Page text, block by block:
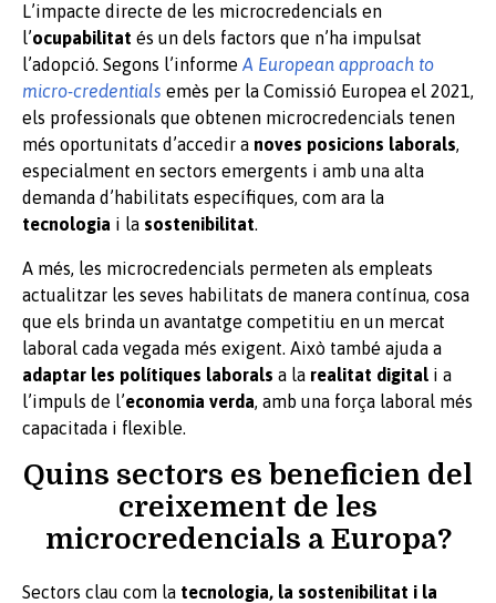
L’impacte directe de les microcredencials en
l’ocupabilitat és un dels factors que n’ha impulsat
l’adopció. Segons l’informe A European approach to
micro-credentials emès per la Comissió Europea el 2021,
els professionals que obtenen microcredencials tenen
més oportunitats d’accedir a noves posicions laborals,
especialment en sectors emergents i amb una alta
demanda d’habilitats específiques, com ara la
tecnologia i la sostenibilitat.
A més, les microcredencials permeten als empleats
actualitzar les seves habilitats de manera contínua, cosa
que els brinda un avantatge competitiu en un mercat
laboral cada vegada més exigent. Això també ajuda a
adaptar les polítiques laborals a la realitat digital i a
l’impuls de l’economia verda, amb una força laboral més
capacitada i flexible.
Quins sectors es beneficien del
creixement de les
microcredencials a Europa?
Sectors clau com la tecnologia, la sostenibilitat i la